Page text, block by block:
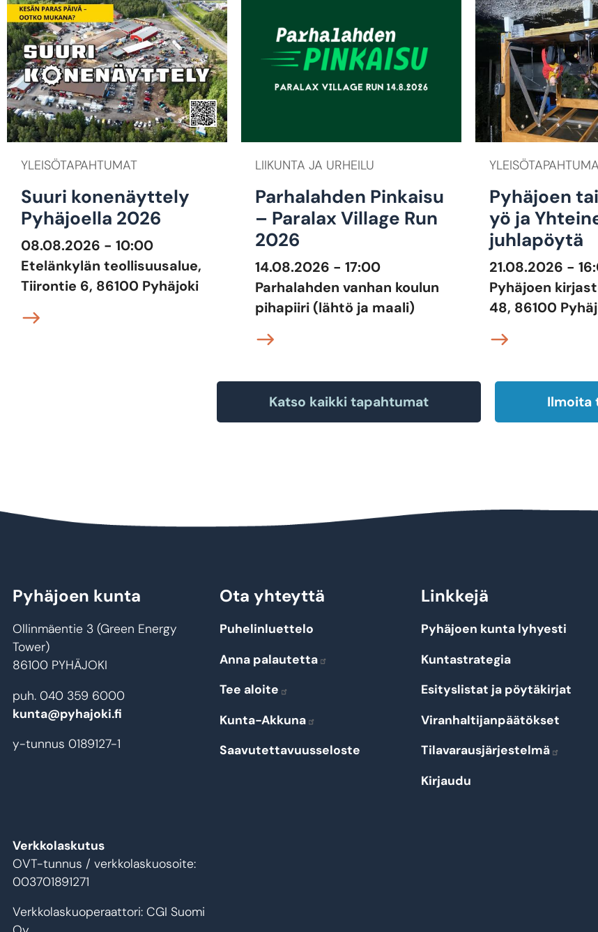
YLEISÖTAPAHTUMAT
Suuri konenäyttely
Pyhäjoella 2026
08.08.2026 - 10:00
Etelänkylän teollisuusalue,
Tiirontie 6, 86100 Pyhäjoki
LIIKUNTA JA URHEILU
Parhalahden Pinkaisu
– Paralax Village Run
2026
14.08.2026 - 17:00
Parhalahden vanhan koulun
pihapiiri (lähtö ja maali)
Pyhäjoen
yö ja
juhlapöytä
21.08.2026 -
Pyhäjoen
48, 86100
Katso kaikki tapahtumat Ilmoita
Pyhäjoen kunta
Ollinmäentie 3 (Green Energy
Tower)
86100 PYHÄJOKI
puh. 040 359 6000
kunta@pyhajoki.fi
y-tunnus 0189127-1
Verkkolaskutus
OVT-tunnus / verkkolaskuosoite:
003701891271
Verkkolaskuoperaattori: CGI Suomi
Ota yhteyttä
Puhelinluettelo
Anna palautetta
Tee aloite
Kunta-Akkuna
Saavutettavuusseloste
Linkkejä
Pyhäjoen kunta lyhyesti
Kuntastrategia
Esityslistat ja pöytäkirjat
Viranhaltijanpäätökset
Tilavarausjärjestelmä
Kirjaudu